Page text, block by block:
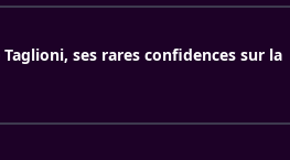
ses rares confidences sur la